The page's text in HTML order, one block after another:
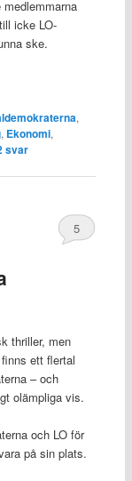
icke LO-
ske.
,
, Ekonomi,
svar
5
thriller, men
ett flertal
– och
olämpliga vis.
och LO för
på sin plats.